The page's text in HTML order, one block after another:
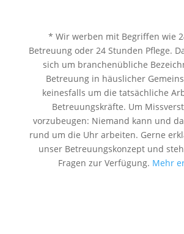
* Wir werben mit Begriffen wie
Betreuung oder 24 Stunden Pflege.
sich um branchenübliche
Betreuung in häuslicher
keinesfalls um die tatsächliche
Betreuungskräfte. Um
vorzubeugen: Niemand kann und
rund um die Uhr arbeiten. Gerne
unser Betreuungskonzept und
Fragen zur Verfügung. Mehr